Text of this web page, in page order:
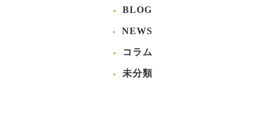
BLOG
NEWS
コラム
未分類